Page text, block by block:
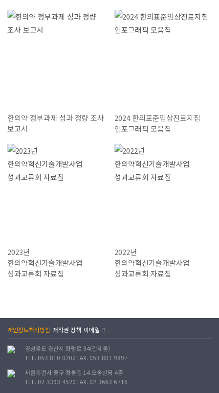
한의약 정부과제 성과 정량 조사
보고서
2024 한의표준임상진료지침
인포그래픽 모음집
2023년
한의약혁신기술개발사업
성과교류회 자료집
2022년
한의약혁신기술개발사업
성과교류회 자료집
개인정보처리방침 저작권 정책 이메일
경상북도 경산시 화랑로 94(갑제동)
TEL. 053-810-0202 FAX. 053-801-9897
서울특별시 중구 정동길 14 오송빌딩 4층
TEL. 02-3393-4520 FAX. 02-3663-6716